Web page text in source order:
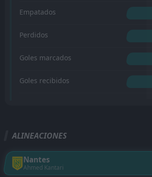
Empatados
Perdidos
Goles marcados
Goles recibidos
ALINEACIONES
Nantes
Ahmed Kantari